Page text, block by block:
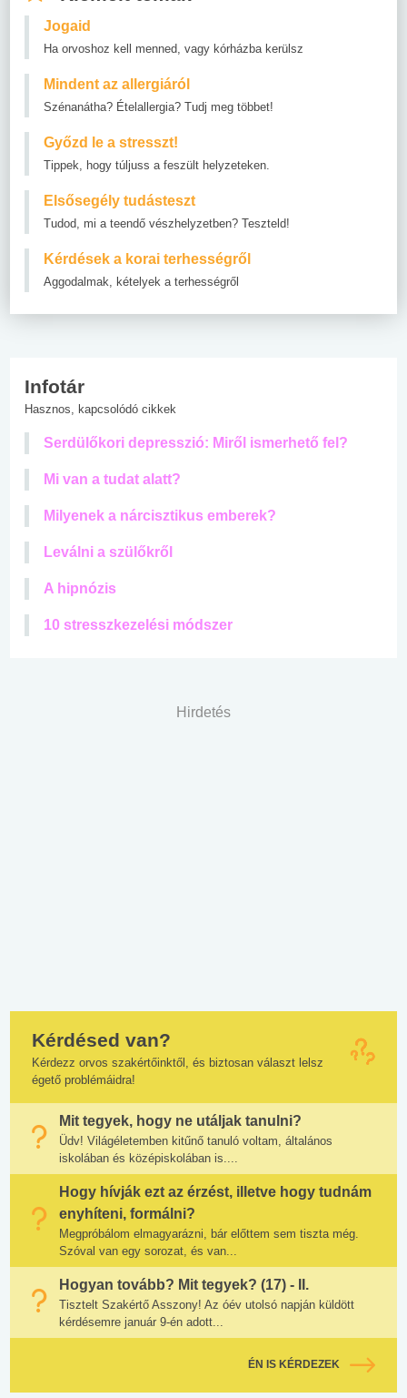
Jogaid
Ha orvoshoz kell menned, vagy kórházba kerülsz
Mindent az allergiáról
Szénanátha? Ételallergia? Tudj meg többet!
Győzd le a stresszt!
Tippek, hogy túljuss a feszült helyzeteken.
Elsősegély tudásteszt
Tudod, mi a teendő vészhelyzetben? Teszteld!
Kérdések a korai terhességről
Aggodalmak, kételyek a terhességről
Infotár
Hasznos, kapcsolódó cikkek
Serdülőkori depresszió: Miről ismerhető fel?
Mi van a tudat alatt?
Milyenek a nárcisztikus emberek?
Leválni a szülőkről
A hipnózis
10 stresszkezelési módszer
Hirdetés
Kérdésed van?
Kérdezz orvos szakértőinktől, és biztosan választ lelsz
égető problémáidra!
Mit tegyek, hogy ne utáljak tanulni?
Üdv! Világéletemben kitűnő tanuló voltam, általános
iskolában és középiskolában is....
Hogy hívják ezt az érzést, illetve hogy tudnám
enyhíteni, formálni?
Megpróbálom elmagyarázni, bár előttem sem tiszta még.
Szóval van egy sorozat, és van...
Hogyan tovább? Mit tegyek? (17) - II.
Tisztelt Szakértő Asszony! Az óév utolsó napján küldött
kérdésemre január 9-én adott...
ÉN IS KÉRDEZEK